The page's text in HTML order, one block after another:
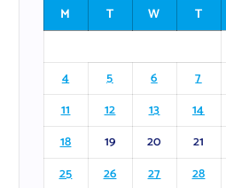
M
T W T
4
5 6 7
11
12 13 14
18
19 20 21
25
26 27 28